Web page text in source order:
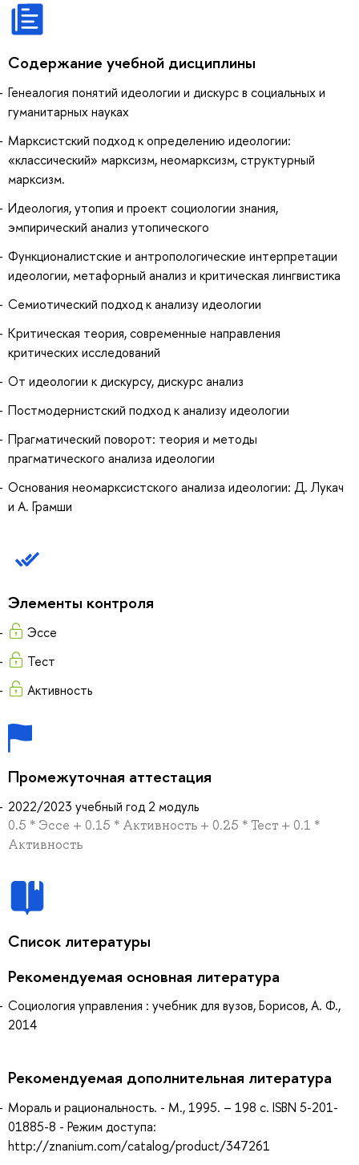
Содержание учебной дисциплины
Генеалогия понятий идеологии и дискурс в социальных и
гуманитарных науках
Марксистский подход к определению идеологии:
«классический» марксизм, неомарксизм, структурный
марксизм.
Идеология, утопия и проект социологии знания,
эмпирический анализ утопического
Функционалистские и антропологические интерпретации
идеологии, метафорный анализ и критическая лингвистика
Семиотический подход к анализу идеологии
Критическая теория, современные направления
критических исследований
От идеологии к дискурсу, дискурс анализ
Постмодернистский подход к анализу идеологии
Прагматический поворот: теория и методы
прагматического анализа идеологии
Основания неомарксистского анализа идеологии: Д. Лукач
и А. Грамши
Элементы контроля
Эссе
Тест
Активность
Промежуточная аттестация
2022/2023 учебный год 2 модуль
0.5 * Эссе + 0.15 * Активность + 0.25 * Тест + 0.1 *
Активность
Список литературы
Рекомендуемая основная литература
Социология управления : учебник для вузов, Борисов, А. Ф.,
2014
Рекомендуемая дополнительная литература
Мораль и рациональность. - М., 1995. – 198 с. ISBN 5-201-
01885-8 - Режим доступа:
http://znanium.com/catalog/product/347261